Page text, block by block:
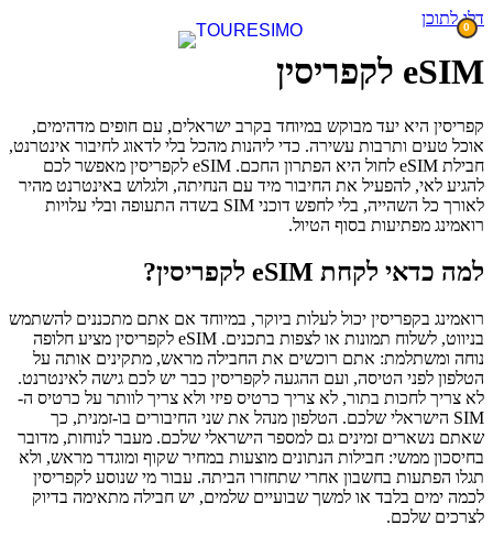
דלג לתוכן
0
eSIM לקפריסין
קפריסין היא יעד מבוקש במיוחד בקרב ישראלים, עם חופים מדהימים,
אוכל טעים ותרבות עשירה. כדי ליהנות מהכל בלי לדאוג לחיבור אינטרנט,
חבילת eSIM לחול היא הפתרון החכם. eSIM לקפריסין מאפשר לכם
להגיע לאי, להפעיל את החיבור מיד עם הנחיתה, ולגלוש באינטרנט מהיר
לאורך כל השהייה, בלי לחפש דוכני SIM בשדה התעופה ובלי עלויות
רואמינג מפתיעות בסוף הטיול.
למה כדאי לקחת eSIM לקפריסין?
רואמינג בקפריסין יכול לעלות ביוקר, במיוחד אם אתם מתכננים להשתמש
בניווט, לשלוח תמונות או לצפות בתכנים. eSIM לקפריסין מציע חלופה
נוחה ומשתלמת: אתם רוכשים את החבילה מראש, מתקינים אותה על
הטלפון לפני הטיסה, ועם ההגעה לקפריסין כבר יש לכם גישה לאינטרנט.
לא צריך לחכות בתור, לא צריך כרטיס פיזי ולא צריך לוותר על כרטיס ה-
SIM הישראלי שלכם. הטלפון מנהל את שני החיבורים בו-זמנית, כך
שאתם נשארים זמינים גם למספר הישראלי שלכם. מעבר לנוחות, מדובר
בחיסכון ממשי: חבילות הנתונים מוצעות במחיר שקוף ומוגדר מראש, ולא
תגלו הפתעות בחשבון אחרי שתחזרו הביתה. עבור מי שנוסע לקפריסין
לכמה ימים בלבד או למשך שבועיים שלמים, יש חבילה מתאימה בדיוק
לצרכים שלכם.